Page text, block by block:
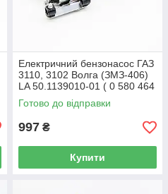
Електричний бензонасос ГАЗ
3110, 3102 Волга (ЗМЗ-406)
LA 50.1139010-01 ( 0 580 464
038 ) під шланг+кріплення
Готово до відправки
997 ₴
Купити